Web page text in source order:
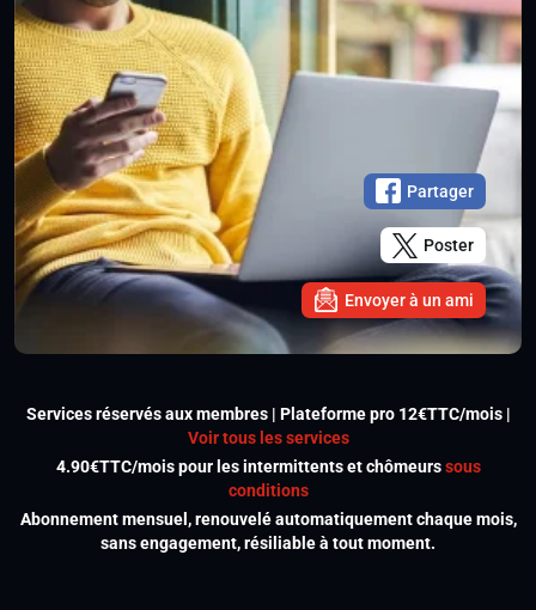
Partager
Poster
Envoyer à un ami
Services réservés aux membres | Plateforme pro 12€TTC/mois |
Voir tous les services
4.90€TTC/mois pour les intermittents et chômeurssous
conditions
Abonnement mensuel, renouvelé automatiquement chaque mois,
sans engagement, résiliable à tout moment.